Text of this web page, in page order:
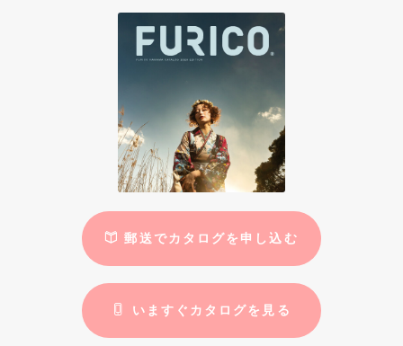
郵送でカタログを申し込む
いますぐカタログを見る